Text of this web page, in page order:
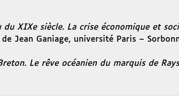
du XIXe siècle. La crise économique et
Jean Ganiage, université Paris –
Le rêve océanien du marquis de Rays